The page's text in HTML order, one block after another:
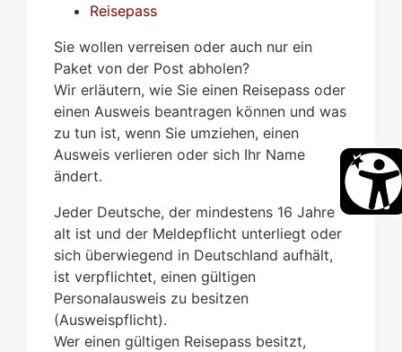
Reisepass
Sie wollen verreisen oder auch nur ein
Paket von der Post abholen?
Wir erläutern, wie Sie einen Reisepass oder
einen Ausweis beantragen können und was
zu tun ist, wenn Sie umziehen, einen
Ausweis verlieren oder sich Ihr Name
ändert.
Jeder Deutsche, der mindestens 16 Jahre
alt ist und der Meldepflicht unterliegt oder
sich überwiegend in Deutschland aufhält,
ist verpflichtet, einen gültigen
Personalausweis zu besitzen
(Ausweispflicht).
Wer einen gültigen Reisepass besitzt,